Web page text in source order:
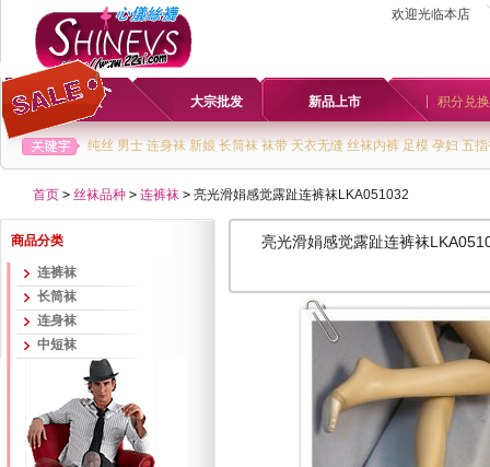
欢迎光临本店
首页 大宗批发 新品上市 积分兑换
纯丝 男士 连身袜 新娘 长筒袜 袜带 天衣无缝 丝袜内裤 足模 孕妇 五
首页 > 丝袜品种 > 连裤袜 > 亮光滑娟感觉露趾连裤袜LKA051032
商品分类
连裤袜
长筒袜
连身袜
中短袜
亮光滑娟感觉露趾连裤袜